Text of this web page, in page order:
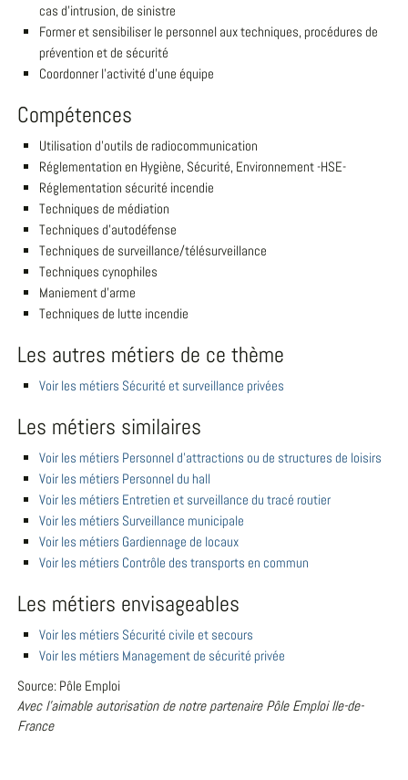
cas d'intrusion, de sinistre
Former et sensibiliser le personnel aux techniques, procédures de
prévention et de sécurité
Coordonner l'activité d'une équipe
Compétences
Utilisation d'outils de radiocommunication
Réglementation en Hygiène, Sécurité, Environnement -HSE-
Réglementation sécurité incendie
Techniques de médiation
Techniques d'autodéfense
Techniques de surveillance/télésurveillance
Techniques cynophiles
Maniement d'arme
Techniques de lutte incendie
Les autres métiers de ce thème
Voir les métiers Sécurité et surveillance privées
Les métiers similaires
Voir les métiers Personnel d'attractions ou de structures de loisirs
Voir les métiers Personnel du hall
Voir les métiers Entretien et surveillance du tracé routier
Voir les métiers Surveillance municipale
Voir les métiers Gardiennage de locaux
Voir les métiers Contrôle des transports en commun
Les métiers envisageables
Voir les métiers Sécurité civile et secours
Voir les métiers Management de sécurité privée
Source: Pôle Emploi
Avec l'aimable autorisation de notre partenaire Pôle Emploi Ile-de-
France